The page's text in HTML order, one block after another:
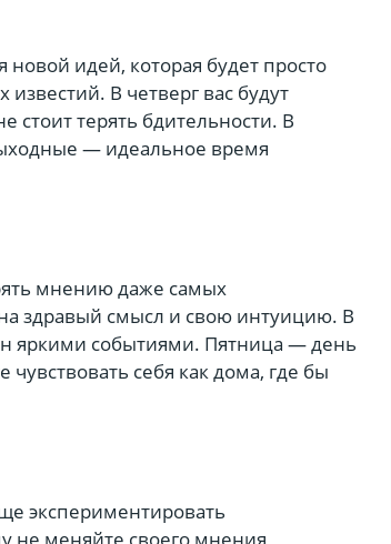
новой идей, которая будет просто
В четверг вас будут
терять бдительности. В
— идеальное время
мнению даже самых
здравый смысл и свою интуицию. В
яркими событиями. Пятница — день
себя как дома, где бы
экспериментировать